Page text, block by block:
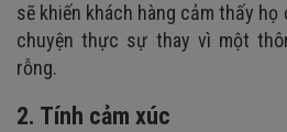
sẽ khiến khách hàng cảm thấy
chuyện thực sự thay vì một
rỗng.
2. Tính cảm xúc